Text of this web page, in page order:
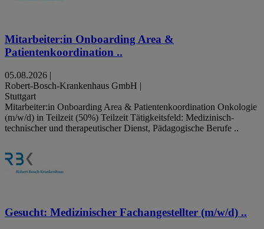
Mitarbeiter:in Onboarding Area &
Patientenkoordination ..
05.08.2026 |
Robert-Bosch-Krankenhaus GmbH |
Stuttgart
Mitarbeiter:in Onboarding Area & Patientenkoordination Onkologie
(m/w/d) in Teilzeit (50%) Teilzeit Tätigkeitsfeld: Medizinisch-
technischer und therapeutischer Dienst, Pädagogische Berufe ..
Gesucht: Medizinischer Fachangestellter (m/w/d) ..